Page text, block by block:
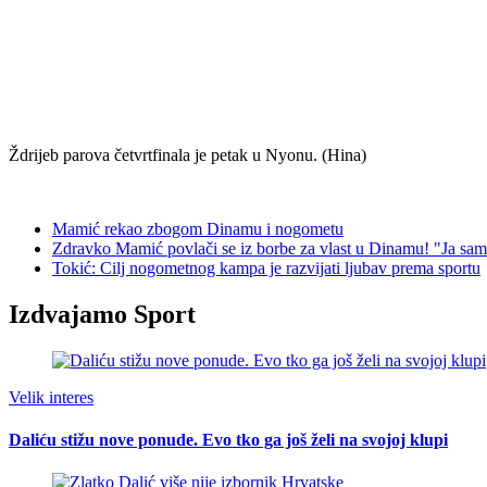
Ždrijeb parova četvrtfinala je petak u Nyonu. (Hina)
Mamić rekao zbogom Dinamu i nogometu
Zdravko Mamić povlači se iz borbe za vlast u Dinamu! "Ja
Tokić: Cilj nogometnog kampa je razvijati ljubav prema sportu
Izdvajamo Sport
Velik interes
Daliću stižu nove ponude. Evo tko ga još želi na svojoj klupi